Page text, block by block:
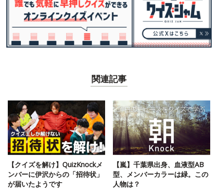
関連記事
【クイズを解け】QuizKnockメ
ンバーに伊沢からの「招待状」
が届いたようです
【嵐】千葉県出身、血液型AB
型、メンバーカラーは緑。この
人物は？